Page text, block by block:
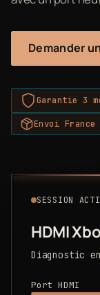
Demander
Garantie 3
Envoi France
SESSION
HDMI
Diagnostic
Port HDMI